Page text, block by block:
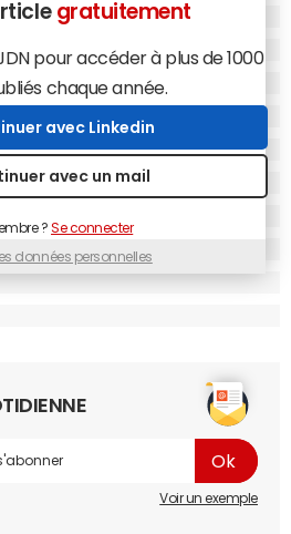
gratuitement
pour accéder à plus de 1000
chaque année.
avec Linkedin
avec un mail
?Se connecter
données personnelles
Voir un exemple